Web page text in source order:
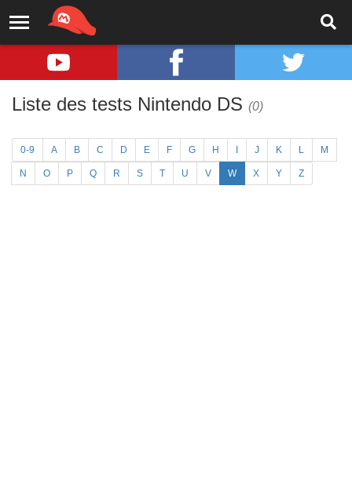
Liste des tests Nintendo DS (0)
0-9 A B C D E F G H J K L M
N O P Q R S T U V W X Y Z